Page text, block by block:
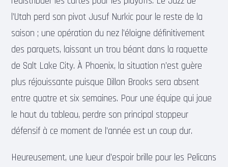
l’Utah perd son pivot Jusuf Nurkic pour le reste de la
saison ; une opération du nez l’éloigne définitivement
des parquets, laissant un trou béant dans la raquette
de Salt Lake City. À Phoenix, la situation n’est guère
plus réjouissante puisque Dillon Brooks sera absent
entre quatre et six semaines. Pour une équipe qui joue
le haut du tableau, perdre son principal stoppeur
défensif à ce moment de l’année est un coup dur.
Heureusement, une lueur d’espoir brille pour les Pelicans